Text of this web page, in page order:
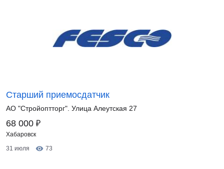
Старший приемосдатчик
АО "Стройоптторг". Улица Алеутская 27
68 000 ₽
Хабаровск
31 июля
73